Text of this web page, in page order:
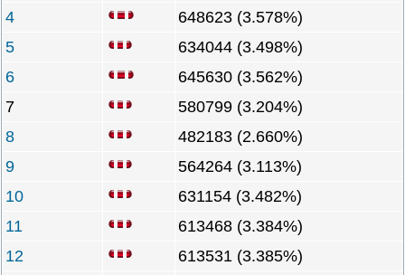
4
648623 (3.578%)
5
634044 (3.498%)
6
645630 (3.562%)
7
580799 (3.204%)
8
482183 (2.660%)
9
564264 (3.113%)
10
631154 (3.482%)
11
613468 (3.384%)
12
613531 (3.385%)